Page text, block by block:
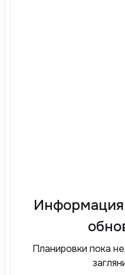
Планировки пока